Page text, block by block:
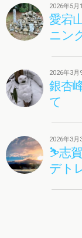
2026年5月
愛宕
ニン
2026年3月
銀杏
て
2026年3月
⛷志
デト